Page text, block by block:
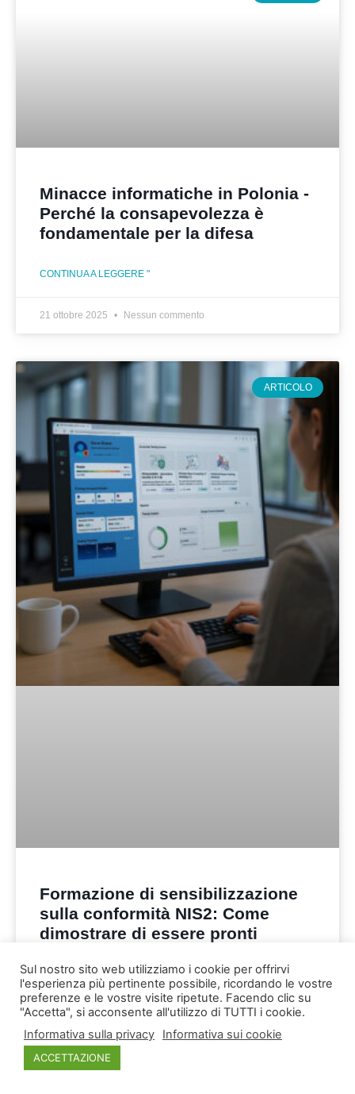
Minacce informatiche in Polonia -
Perché la consapevolezza è
fondamentale per la difesa
CONTINUA A LEGGERE "
21 ottobre 2025 Nessun commento
ARTICOLO
Formazione di sensibilizzazione
sulla conformità NIS2: Come
dimostrare di essere pronti
CONTINUA A LEGGERE "
15 ottobre 2025 Nessun commento
Sul nostro sito web utilizziamo i cookie per offrirvi
l'esperienza più pertinente possibile, ricordando le vostre
preferenze e le vostre visite ripetute. Facendo clic su
"Accetta", si acconsente all'utilizzo di TUTTI i cookie.
Informativa sulla privacy
Informativa sui cookie
ACCETTAZIONE